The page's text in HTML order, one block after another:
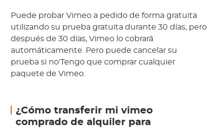
Puede probar Vimeo a pedido de forma gratuita
utilizando su prueba gratuita durante 30 días, pero
después de 30 días, Vimeo lo cobrará
automáticamente. Pero puede cancelar su
prueba si no'Tengo que comprar cualquier
paquete de Vimeo.
¿Cómo transferir mi vimeo
comprado de alquiler para